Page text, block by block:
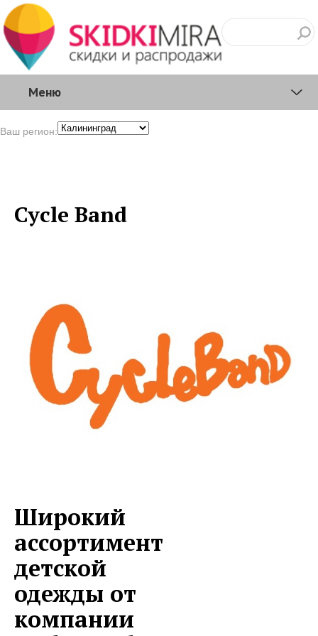
Меню
Ваш регион:
Cycle Band
Широкий
ассортимент
детской
одежды от
компании